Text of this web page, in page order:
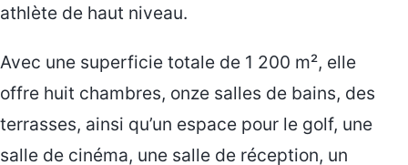
athlète de haut niveau.
Avec une superficie totale de 1 200 m², elle
offre huit chambres, onze salles de bains, des
terrasses, ainsi qu’un espace pour le golf, une
salle de cinéma, une salle de réception, un